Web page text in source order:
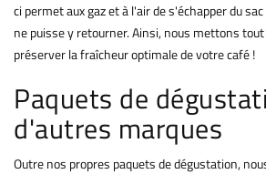
ci permet aux gaz et à l'air de s'échapper du
ne puisse y retourner. Ainsi, nous mettons
préserver la fraîcheur optimale de votre café !
Paquets de
d'autres marques
Outre nos propres paquets de dégustation,